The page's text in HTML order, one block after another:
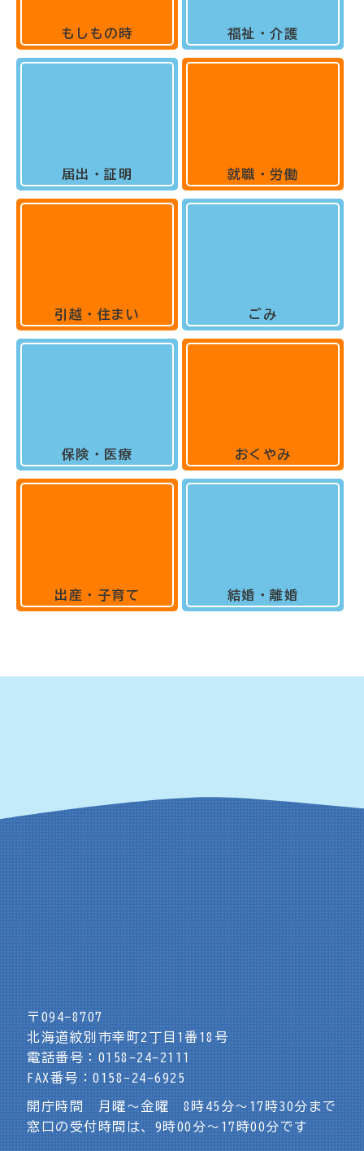
もしもの時
届出・証明
引越・住まい
保険・医療
出産・子育て
福祉・介護
就職・労働
ごみ
おくやみ
結婚・離婚
〒094-8707
北海道紋別市幸町2丁目1番18号
電話番号：0158-24-2111
FAX番号：0158-24-6925
開庁時間 月曜～金曜 8時45分～17時30分まで
窓口の受付時間は、9時00分～17時00分です